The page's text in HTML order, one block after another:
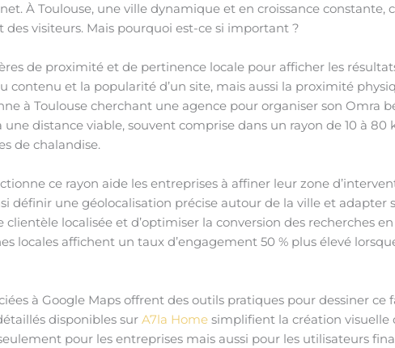
À Toulouse, une ville dynamique et en croissance constante,
des visiteurs. Mais pourquoi est-ce si important ?
de proximité et de pertinence locale pour afficher les
et la popularité d’un site, mais aussi la proximité
à Toulouse cherchant une agence pour organiser son Omra
distance viable, souvent comprise dans un rayon de 10 à
de chalandise.
ce rayon aide les entreprises à affiner leur zone
définir une géolocalisation précise autour de la ville et
clientèle localisée et d’optimiser la conversion des recherches
locales affichent un taux d’engagement 50 % plus élevé
à Google Maps offrent des outils pratiques pour dessiner ce
disponibles surA7la Home simplifient la création visuelle
pour les entreprises mais aussi pour les utilisateurs